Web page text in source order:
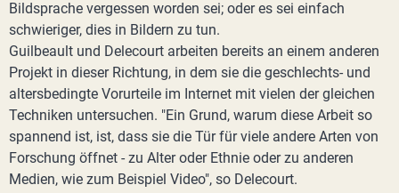
Bildsprache vergessen worden sei; oder es sei einfach
schwieriger, dies in Bildern zu tun.
Guilbeault und Delecourt arbeiten bereits an einem anderen
Projekt in dieser Richtung, in dem sie die geschlechts- und
altersbedingte Vorurteile im Internet mit vielen der gleichen
Techniken untersuchen. "Ein Grund, warum diese Arbeit so
spannend ist, ist, dass sie die Tür für viele andere Arten von
Forschung öffnet - zu Alter oder Ethnie oder zu anderen
Medien, wie zum Beispiel Video", so Delecourt.